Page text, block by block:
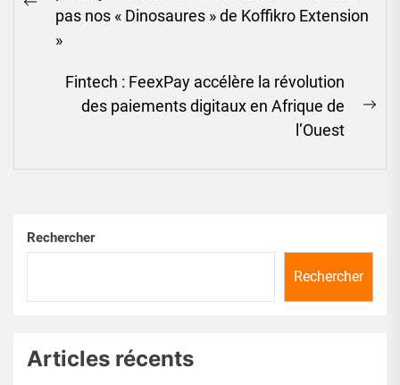
l’article
Previous
post:
pas nos « Dinosaures » de Koffikro Extension
»
Fintech : FeexPay accélère la révolution
des paiements digitaux en Afrique de
l’Ouest
Rechercher
Rechercher
Articles récents